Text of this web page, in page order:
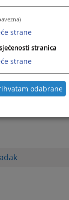
strane
stranica
strane
odabrane